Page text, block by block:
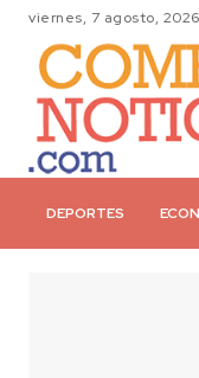
viernes, 7 agosto, 2026
DEPORTES